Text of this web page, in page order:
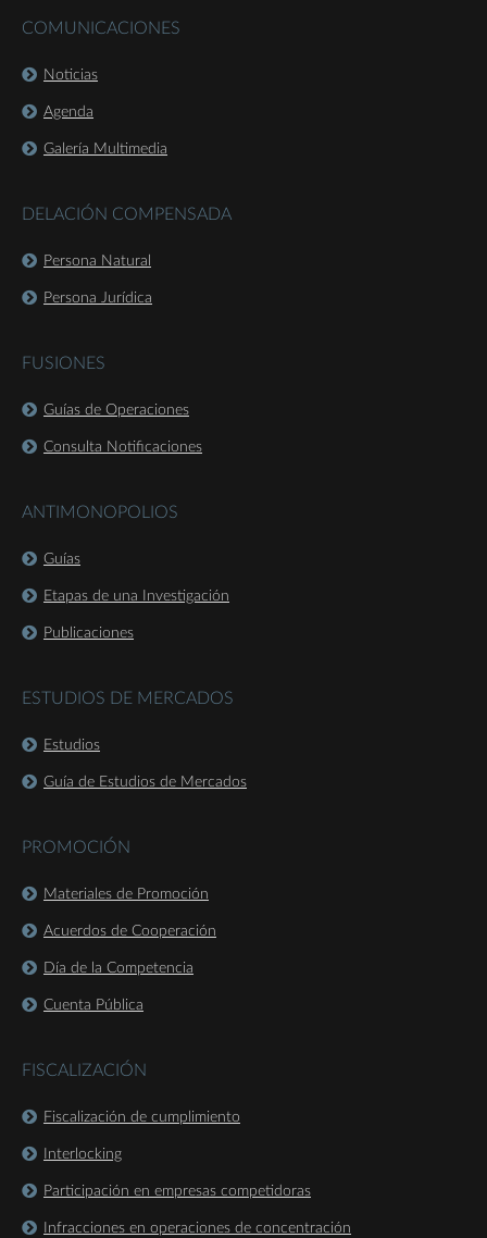
COMUNICACIONES
Noticias
Agenda
Galería Multimedia
DELACIÓN COMPENSADA
Persona Natural
Persona Jurídica
FUSIONES
Guías de Operaciones
Consulta Notificaciones
ANTIMONOPOLIOS
Guías
Etapas de una Investigación
Publicaciones
ESTUDIOS DE MERCADOS
Estudios
Guía de Estudios de Mercados
PROMOCIÓN
Materiales de Promoción
Acuerdos de Cooperación
Día de la Competencia
Cuenta Pública
FISCALIZACIÓN
Fiscalización de cumplimiento
Interlocking
Participación en empresas competidoras
Infracciones en operaciones de concentración